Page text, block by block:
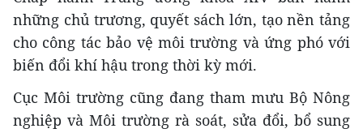
những chủ trương, quyết sách lớn, tạo nền tảng
cho công tác bảo vệ môi trường và ứng phó với
biến đổi khí hậu trong thời kỳ mới.
Cục Môi trường cũng đang tham mưu Bộ Nông
nghiệp và Môi trường rà soát, sửa đổi, bổ sung